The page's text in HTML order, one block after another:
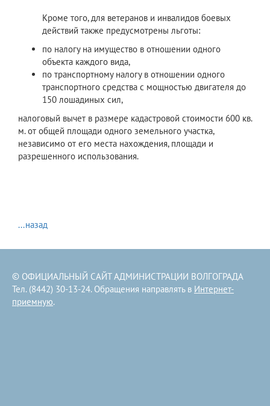
Кроме того, для ветеранов и инвалидов боевых
действий также предусмотрены льготы:
по налогу на имущество в отношении одного
объекта каждого вида,
по транспортному налогу в отношении одного
транспортного средства с мощностью двигателя до
150 лошадиных сил,
налоговый вычет в размере кадастровой стоимости 600 кв.
м. от общей площади одного земельного участка,
независимо от его места нахождения, площади и
разрешенного использования.
...назад
© ОФИЦИАЛЬНЫЙ САЙТ АДМИНИСТРАЦИИ ВОЛГОГРАДА
Тел. (8442) 30-13-24. Обращения направлять в Интернет-
приемную.